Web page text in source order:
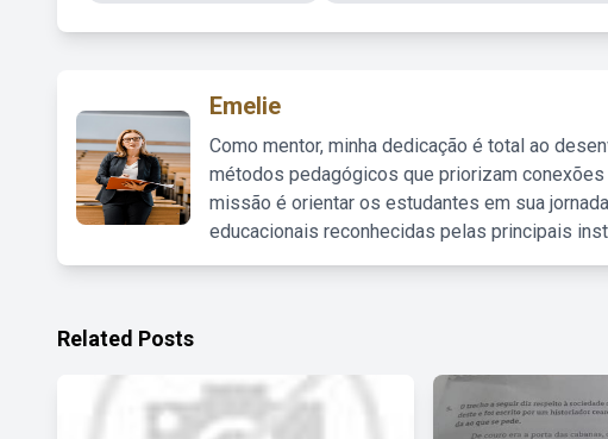
Emelie
Como mentor, minha dedicação é total ao
métodos pedagógicos que priorizam
missão é orientar os estudantes em sua
educacionais reconhecidas pelas principais
Related Posts